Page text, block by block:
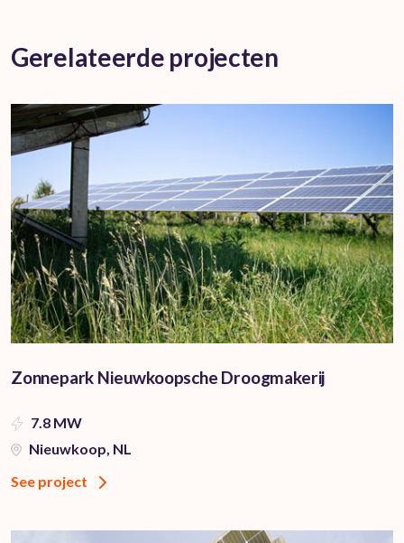
Gerelateerde projecten
Zonnepark Nieuwkoopsche Droogmakerij
7.8 MW
Nieuwkoop, NL
See project